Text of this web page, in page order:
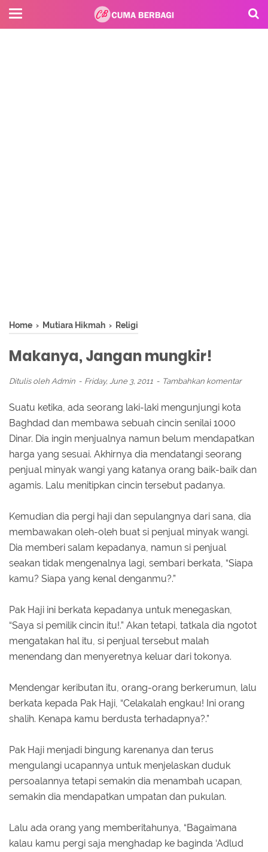
Home › Mutiara Hikmah › Religi
Makanya, Jangan mungkir!
Ditulis oleh Admin Friday, June 3, 2011 Tambahkan komentar
Suatu ketika, ada seorang laki-laki mengunjungi kota
Baghdad dan membawa sebuah cincin senilai 1000
Dinar. Dia ingin menjualnya namun belum mendapatkan
harga yang sesuai. Akhirnya dia mendatangi seorang
penjual minyak wangi yang katanya orang baik-baik dan
agamis. Lalu menitipkan cincin tersebut padanya.
Kemudian dia pergi haji dan sepulangnya dari sana, dia
membawakan oleh-oleh buat si penjual minyak wangi.
Dia memberi salam kepadanya, namun si penjual
seakan tidak mengenalnya lagi, sembari berkata, “Siapa
kamu? Siapa yang kenal denganmu?.”
Pak Haji ini berkata kepadanya untuk menegaskan,
“Saya si pemilik cincin itu!.” Akan tetapi, tatkala dia ngotot
mengatakan hal itu, si penjual tersebut malah
menendang dan menyeretnya keluar dari tokonya.
Mendengar keributan itu, orang-orang berkerumun, lalu
berkata kepada Pak Haji, “Celakalah engkau! Ini orang
shalih. Kenapa kamu berdusta terhadapnya?.”
Pak Haji menjadi bingung karenanya dan terus
mengulangi ucapannya untuk menjelaskan duduk
persoalannya tetapi semakin dia menambah ucapan,
semakin dia mendapatkan umpatan dan pukulan.
Lalu ada orang yang memberitahunya, “Bagaimana
kalau kamu pergi saja menghadap ke baginda ‘Adlud